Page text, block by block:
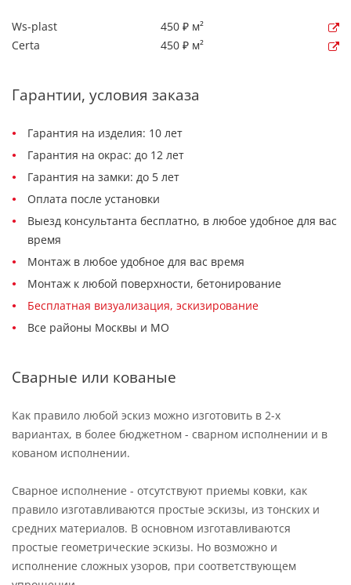
Ws-plast
450 ₽ м²
Certa
450 ₽ м²
Гарантии, условия заказа
Гарантия на изделия: 10 лет
Гарантия на окрас: до 12 лет
Гарантия на замки: до 5 лет
Оплата после установки
Выезд консультанта бесплатно, в любое удобное для вас
время
Монтаж в любое удобное для вас время
Монтаж к любой поверхности, бетонирование
Бесплатная визуализация, эскизирование
Все районы Москвы и МО
Сварные или кованые
Как правило любой эскиз можно изготовить в 2-х
вариантах, в более бюджетном - сварном исполнении и в
кованом исполнении.
Сварное исполнение - отсутствуют приемы ковки, как
правило изготавливаются простые эскизы, из тонских и
средних материалов. В основном изготавливаются
простые геометрические эскизы. Но возможно и
исполнение сложных узоров, при соответствующем